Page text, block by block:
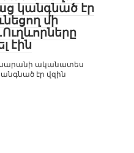
կանգնած էր
մի
էին
ականատես
էր վզին